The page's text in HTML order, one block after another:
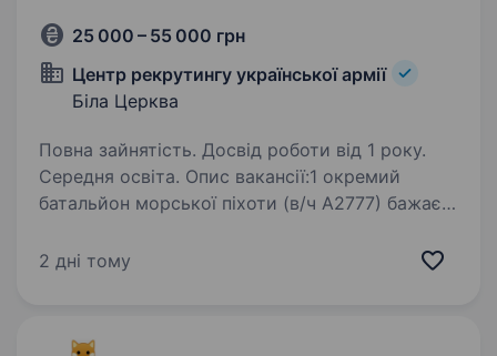
25 000 – 55 000 грн
Центр рекрутингу української армії
Біла Церква
Повна зайнятість. Досвід роботи від 1 року.
Середня освіта. Опис вакансії:1 окремий
батальйон морської піхоти (в/ч А2777) бажає
«Начальник групи цифрового розвитку,
2 дні тому